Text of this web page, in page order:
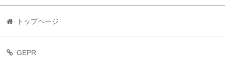
トップページ
GEPR